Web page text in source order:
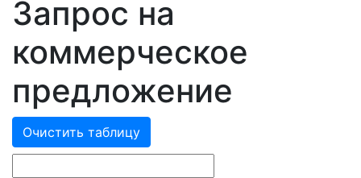
Запрос на
коммерческое
предложение
Очистить таблицу